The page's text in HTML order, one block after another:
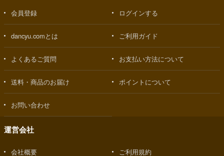
会員登録 ログインする
dancyu.comとは ご利用ガイド
よくあるご質問 お支払い方法について
送料・商品のお届け ポイントについて
お問い合わせ
運営会社
会社概要 ご利用規約